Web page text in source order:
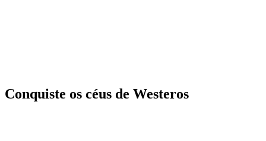
Conquiste os céus de Westeros